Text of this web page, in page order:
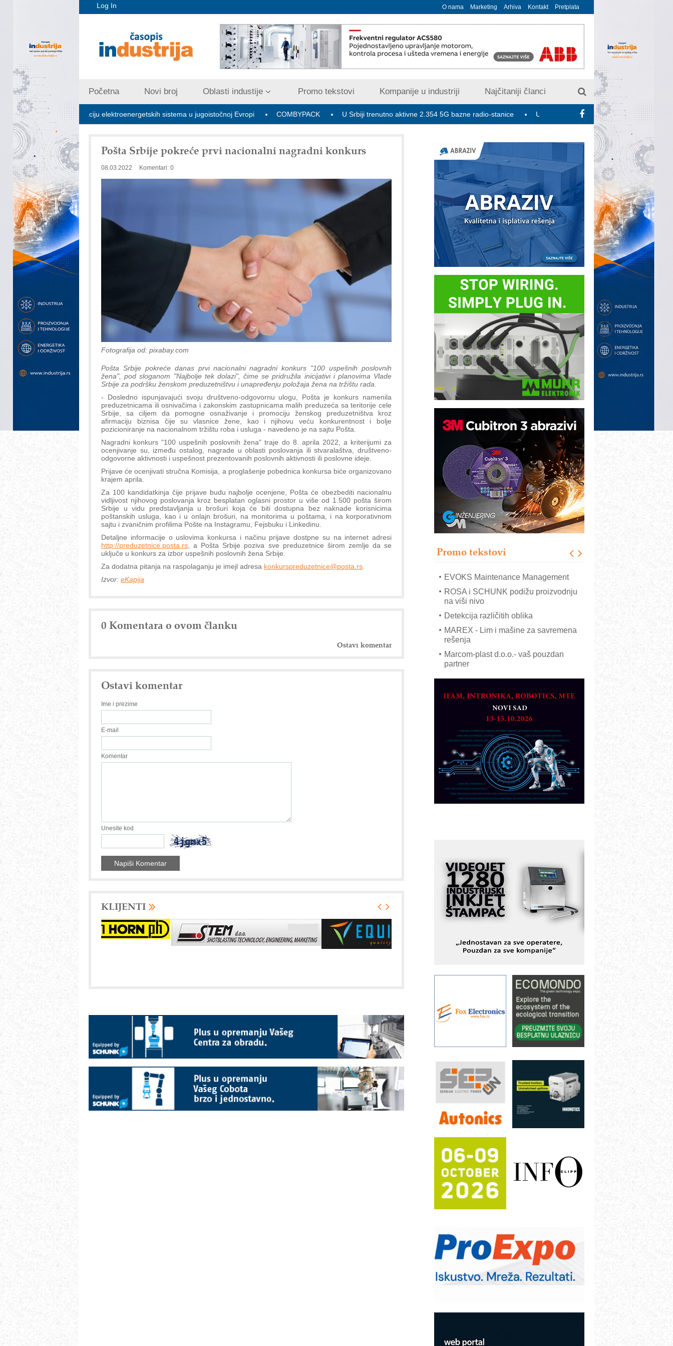
Log In O nama Marketing Arhiva Kontakt Pretplata
Početna Novi broj Oblasti industije Promo tekstovi Kompanije u industriji Najčitaniji članci
za stabilizaciju elektroenergetskih sistema u jugoistočnoj Evropi COMBYPACK U Srbiji trenutno aktivne 2.354 5G bazne radio-stanice U susret 15. Savetovanju o elektrodistributivnim
Pošta Srbije pokreće prvi nacionalni nagradni konkurs
08.03.2022 Komentari: 0
Fotografija od: pixabay.com
Pošta Srbije pokreće danas prvi nacionalni nagradni konkurs "100 uspešnih poslovnih
žena", pod sloganom "Najbolje tek dolazi", čime se pridružila inicijativi i planovima Vlade
Srbije za podršku ženskom preduzetništvu i unapređenju položaja žena na tržištu rada.
- Dosledno ispunjavajući svoju društveno-odgovornu ulogu, Pošta je konkurs namenila
preduzetnicama ili osnivačima i zakonskim zastupnicama malih preduzeća sa teritorije cele
Srbije, sa ciljem da pomogne osnaživanje i promociju ženskog preduzetništva kroz
afirmaciju biznisa čije su vlasnice žene, kao i njihovu veću konkurentnost i bolje
pozicioniranje na nacionalnom tržištu roba i usluga - navedeno je na sajtu Pošta.
Nagradni konkurs "100 uspešnih poslovnih žena" traje do 8. aprila 2022, a kriterijumi za
ocenjivanje su, između ostalog, nagrade u oblasti poslovanja ili stvaralaštva, društveno-
odgovorne aktivnosti i uspešnost prezentovanih poslovnih aktivnosti ili poslovne ideje.
Prijave će ocenjivati stručna Komisija, a proglašenje pobednica konkursa biće organizovano
krajem aprila.
Za 100 kandidatkinja čije prijave budu najbolje ocenjene, Pošta će obezbediti nacionalnu
vidljivost njihovog poslovanja kroz besplatan oglasni prostor u više od 1.500 pošta širom
Srbije u vidu predstavljanja u brošuri koja će biti dostupna bez naknade korisnicima
poštanskih usluga, kao i u onlajn brošuri, na monitorima u poštama, i na korporativnom
sajtu i zvaničnim profilima Pošte na Instagramu, Fejsbuku i Linkedinu.
Detaljne informacije o uslovima konkursa i načinu prijave dostpne su na internet adresi
http://preduzetnice.posta.rs, a Pošta Srbije poziva sve preduzetnice širom zemlje da se
uključe u konkurs za izbor uspešnih poslovnih žena Srbije.
Za dodatna pitanja na raspolaganju je imejl adresa konkurspreduzetnice@posta.rs.
Izvor: eKapija
0 Komentara o ovom članku
Ostavi komentar
Ostavi komentar
Ime i prezime
E-mail
Komentar
Unesite kod
KLIJENTI
Promo tekstovi
Trajna oznaka kao dugoročna korist
Bezbednost na prvom mestu!
IB BLUMENAUER - više od 40 godina
poverenja u industriji
RMQ-TITAN ADVANCED INDICATOR
– Pametna signalizacija za efikasnije
upravljanje mašinama
solarnim elektranama i vetroparkovima
EVOKS Maintenance Management
ROSA i SCHUNK podižu proizvodnju
na viši nivo
Detekcija različitih oblika
MAREX - Lim i mašine za savremena
rešenja
Marcom-plast d.o.o.- vaš pouzdan
partner
CTO - Prilagodite svoju toplinsku
Razvoj asortimanskog pravca MINI-
PLC AKYTEC
dostupan u Srbiji
MOTOMAN – NEXT-Robotika vođena
veštačkom inteligencijom
I.SAFE MOBILE revolucioniše
industrijsku automatizaciju
pionirskimmobile operator PANEL-OM
Alba d.o.o. – 35 godina preciznosti u
metrologiji i pametnim dozirnim
rešenjima
IBeRTIM - oprema za ispitivanje
kontrole kvaliteta
sistema
YAMADA pumpe – japanska
Filtration Group Industrial – Napredna
rešenja za filtraciju u hidrauličkim i
procesnim sistemima
Art Utopia Studio – vizuelne priče
industrije i biznisa
RILINEX kompanije Rittal
automatizaciju
Efikasno upravljanje energijom
Automatizacija pakovanja · Display
Proizvodnja iC7 Hybrid 1500 VDC
mrežnog pretvarača sa tečnim
Potpuna efikasnost bez složenih
sistema
Trajna oznaka kao dugoročna korist
Bezbednost na prvom mestu!
poverenja u industriji
– Pametna signalizacija za efikasnije
upravljanje mašinama
Sigurnije ispitivanje transformatora u
solarnim elektranama i vetroparkovima
COMBYPACK
ROSA i SCHUNK podižu proizvodnju
Detekcija različitih oblika